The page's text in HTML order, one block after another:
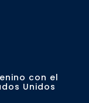
con el
Unidos